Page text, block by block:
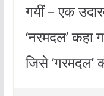
गयीं – एक
‘नरमदल’ कहा
जिसे ‘गरमदल’